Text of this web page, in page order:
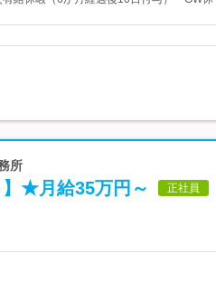
所
】★月給35万円～ 正社員